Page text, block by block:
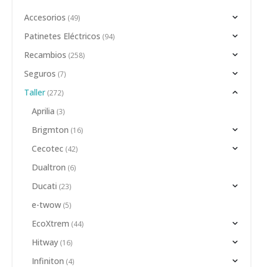
Accesorios (49)
Patinetes Eléctricos (94)
Recambios (258)
Seguros (7)
Taller (272)
Aprilia (3)
Brigmton (16)
Cecotec (42)
Dualtron (6)
Ducati (23)
e-twow (5)
EcoXtrem (44)
Hitway (16)
Infiniton (4)